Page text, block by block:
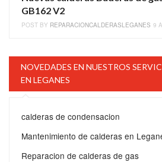
GB162 V2
POST BY REPARACIONCALDERASLEGANES 9
NOVEDADES EN NUESTROS
EN LEGANES
calderas de condensacion
Mantenimiento de calderas en
Reparacion de calderas de gas